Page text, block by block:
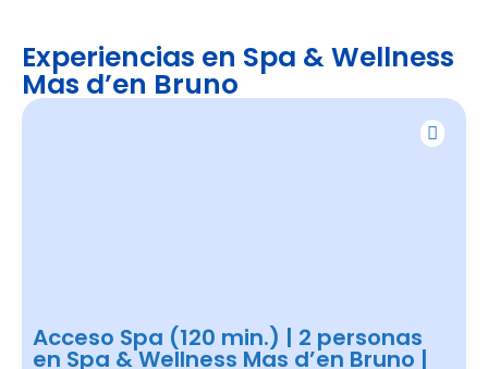
Experiencias en Spa & Wellness
Mas d’en Bruno
Acceso Spa (120 min.) | 2 personas
en Spa & Wellness Mas d’en Bruno |